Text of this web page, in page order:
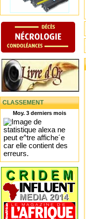
CLASSEMENT
Moy. 3 derniers mois